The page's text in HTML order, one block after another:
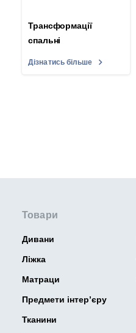
Трансформації
спальні
Дізнатись більше
Товари
Дивани
Ліжка
Матраци
Предмети інтер’єру
Тканини